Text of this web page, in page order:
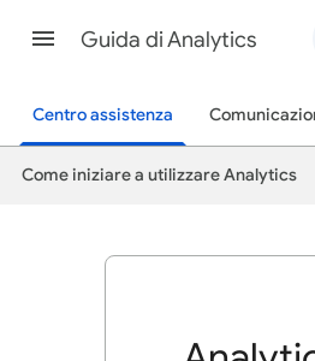
Guida di Analytics
Centro assistenza
Come iniziare a utilizzare Analytics